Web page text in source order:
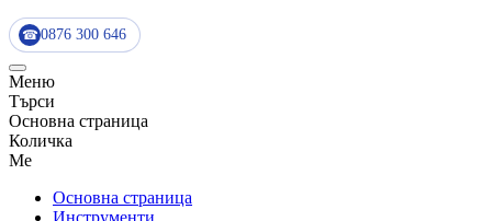
☎ 0876 300 646
Меню
Търси
Основна страница
Количка
Me
Основна страница
Инструменти